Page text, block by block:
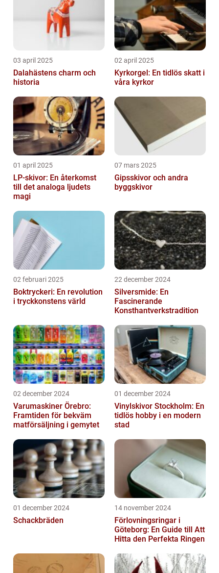
03 april 2025
Dalahästens charm och
historia
02 april 2025
Kyrkorgel: En tidlös skatt i
våra kyrkor
01 april 2025
LP-skivor: En återkomst
till det analoga ljudets
magi
07 mars 2025
Gipsskivor och andra
byggskivor
02 februari 2025
Boktryckeri: En revolution
i tryckkonstens värld
22 december 2024
Silversmide: En
Fascinerande
Konsthantverkstradition
02 december 2024
Varumaskiner Örebro:
Framtiden för bekväm
matförsäljning i gemytet
01 december 2024
Vinylskivor Stockholm: En
tidlös hobby i en modern
stad
01 december 2024
Schackbräden
14 november 2024
Förlovningsringar i
Göteborg: En Guide till Att
Hitta den Perfekta Ringen